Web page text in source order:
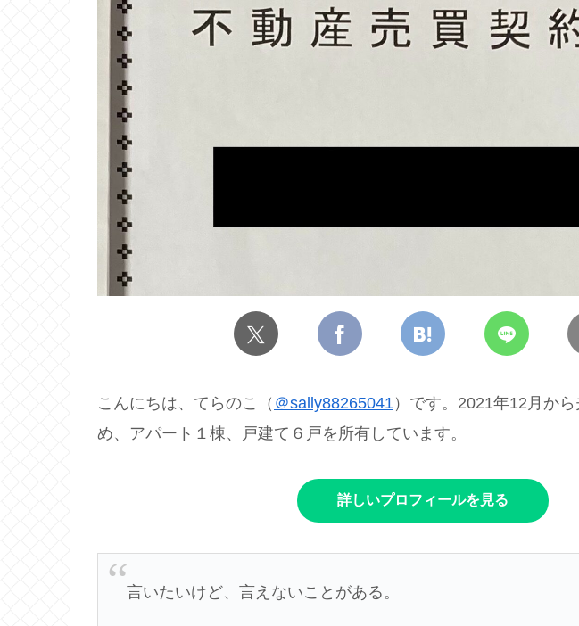
こんにちは、てらのこ（ ＠sally88265041 ）です。2021年12月か
め、アパート１棟、戸建て６戸を所有しています。
詳しいプロフィールを見る
言いたいけど、言えないことがある。